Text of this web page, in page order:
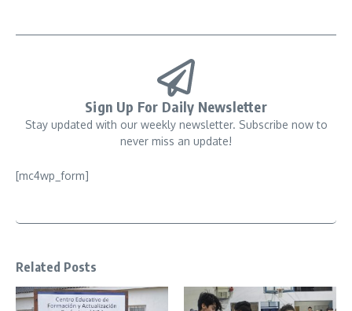
Sign Up For Daily Newsletter
Stay updated with our weekly newsletter. Subscribe now to
never miss an update!
[mc4wp_form]
Related Posts